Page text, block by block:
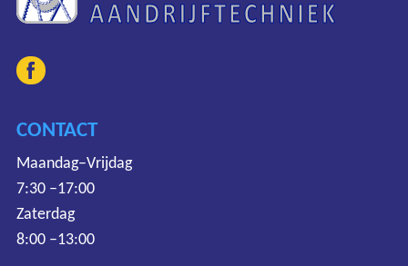
CONTACT
Maandag–Vrijdag
7:30 –17:00
Zaterdag
8:00 –13:00